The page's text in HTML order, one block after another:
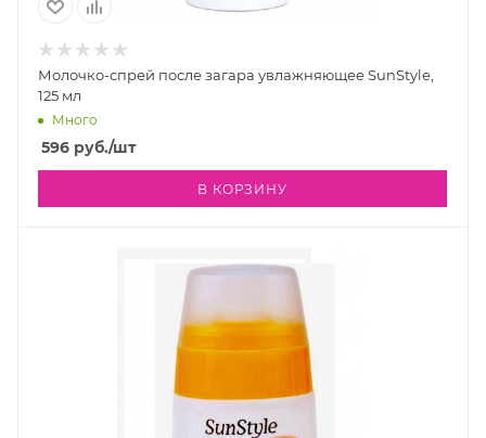
Молочко-спрей после загара увлажняющее SunStyle,
125 мл
Много
596 руб./шт
В КОРЗИНУ